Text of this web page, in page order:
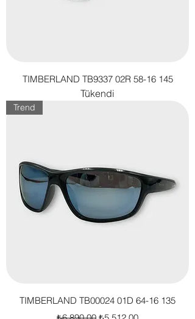
TIMBERLAND TB9337 02R 58-16 145
Tükendi
Trend
TIMBERLAND TB00024 01D 64-16 135
Normal Fiyatİndirimli Fiyat